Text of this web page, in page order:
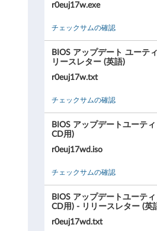
ユ
ィ
ィ
r0euj17w.exe
チェックサムの確認
BIOS アップデート ユーテ
リースレター (英語)
r0euj17w.txt
チェックサムの確認
BIOS アップデートユーテ
CD用)
r0euj17wd.iso
チェックサムの確認
BIOS アップデートユーテ
CD用) - リリースレター (英
r0euj17wd.txt